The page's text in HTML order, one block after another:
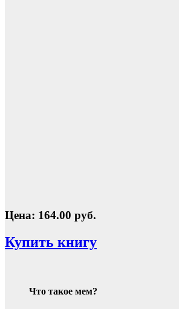
Цена: 164.00 руб.
Купить книгу
Что такое мем?